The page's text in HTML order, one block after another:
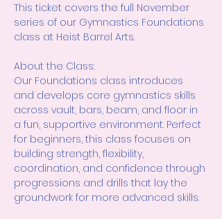
This ticket covers the full November
series of our Gymnastics Foundations
class at Heist Barrel Arts.
About the Class:
Our Foundations class introduces
and develops core gymnastics skills
across vault, bars, beam, and floor in
a fun, supportive environment. Perfect
for beginners, this class focuses on
building strength, flexibility,
coordination, and confidence through
progressions and drills that lay the
groundwork for more advanced skills.